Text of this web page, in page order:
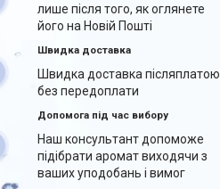
лише після того, як оглянете
його на Новій Пошті
Швидка доставка
Швидка доставка післяплатою
без передоплати
Допомога під час вибору
Наш консультант допоможе
підібрати аромат виходячи з
ваших уподобань і вимог